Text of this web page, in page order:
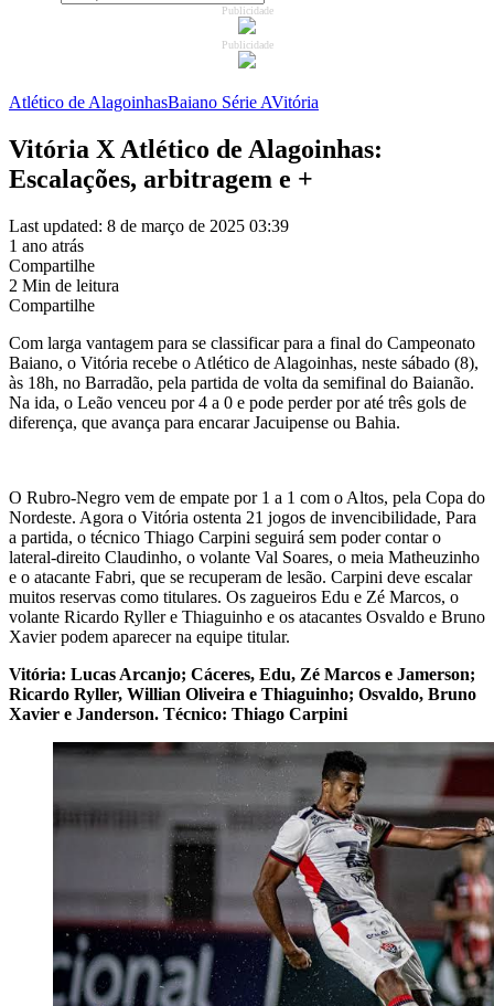
Publicidade
Publicidade
Atlético de AlagoinhasBaiano Série AVitória
Vitória X Atlético de Alagoinhas:
Escalações, arbitragem e +
Last updated: 8 de março de 2025 03:39
1 ano atrás
Compartilhe
2 Min de leitura
Compartilhe
Com larga vantagem para se classificar para a final do Campeonato
Baiano, o Vitória recebe o Atlético de Alagoinhas, neste sábado (8),
às 18h, no Barradão, pela partida de volta da semifinal do Baianão.
Na ida, o Leão venceu por 4 a 0 e pode perder por até três gols de
diferença, que avança para encarar Jacuipense ou Bahia.
O Rubro-Negro vem de empate por 1 a 1 com o Altos, pela Copa do
Nordeste. Agora o Vitória ostenta 21 jogos de invencibilidade, Para
a partida, o técnico Thiago Carpini seguirá sem poder contar o
lateral-direito Claudinho, o volante Val Soares, o meia Matheuzinho
e o atacante Fabri, que se recuperam de lesão. Carpini deve escalar
muitos reservas como titulares. Os zagueiros Edu e Zé Marcos, o
volante Ricardo Ryller e Thiaguinho e os atacantes Osvaldo e Bruno
Xavier podem aparecer na equipe titular.
Vitória: Lucas Arcanjo; Cáceres, Edu, Zé Marcos e Jamerson;
Ricardo Ryller, Willian Oliveira e Thiaguinho; Osvaldo, Bruno
Xavier e Janderson. Técnico: Thiago Carpini